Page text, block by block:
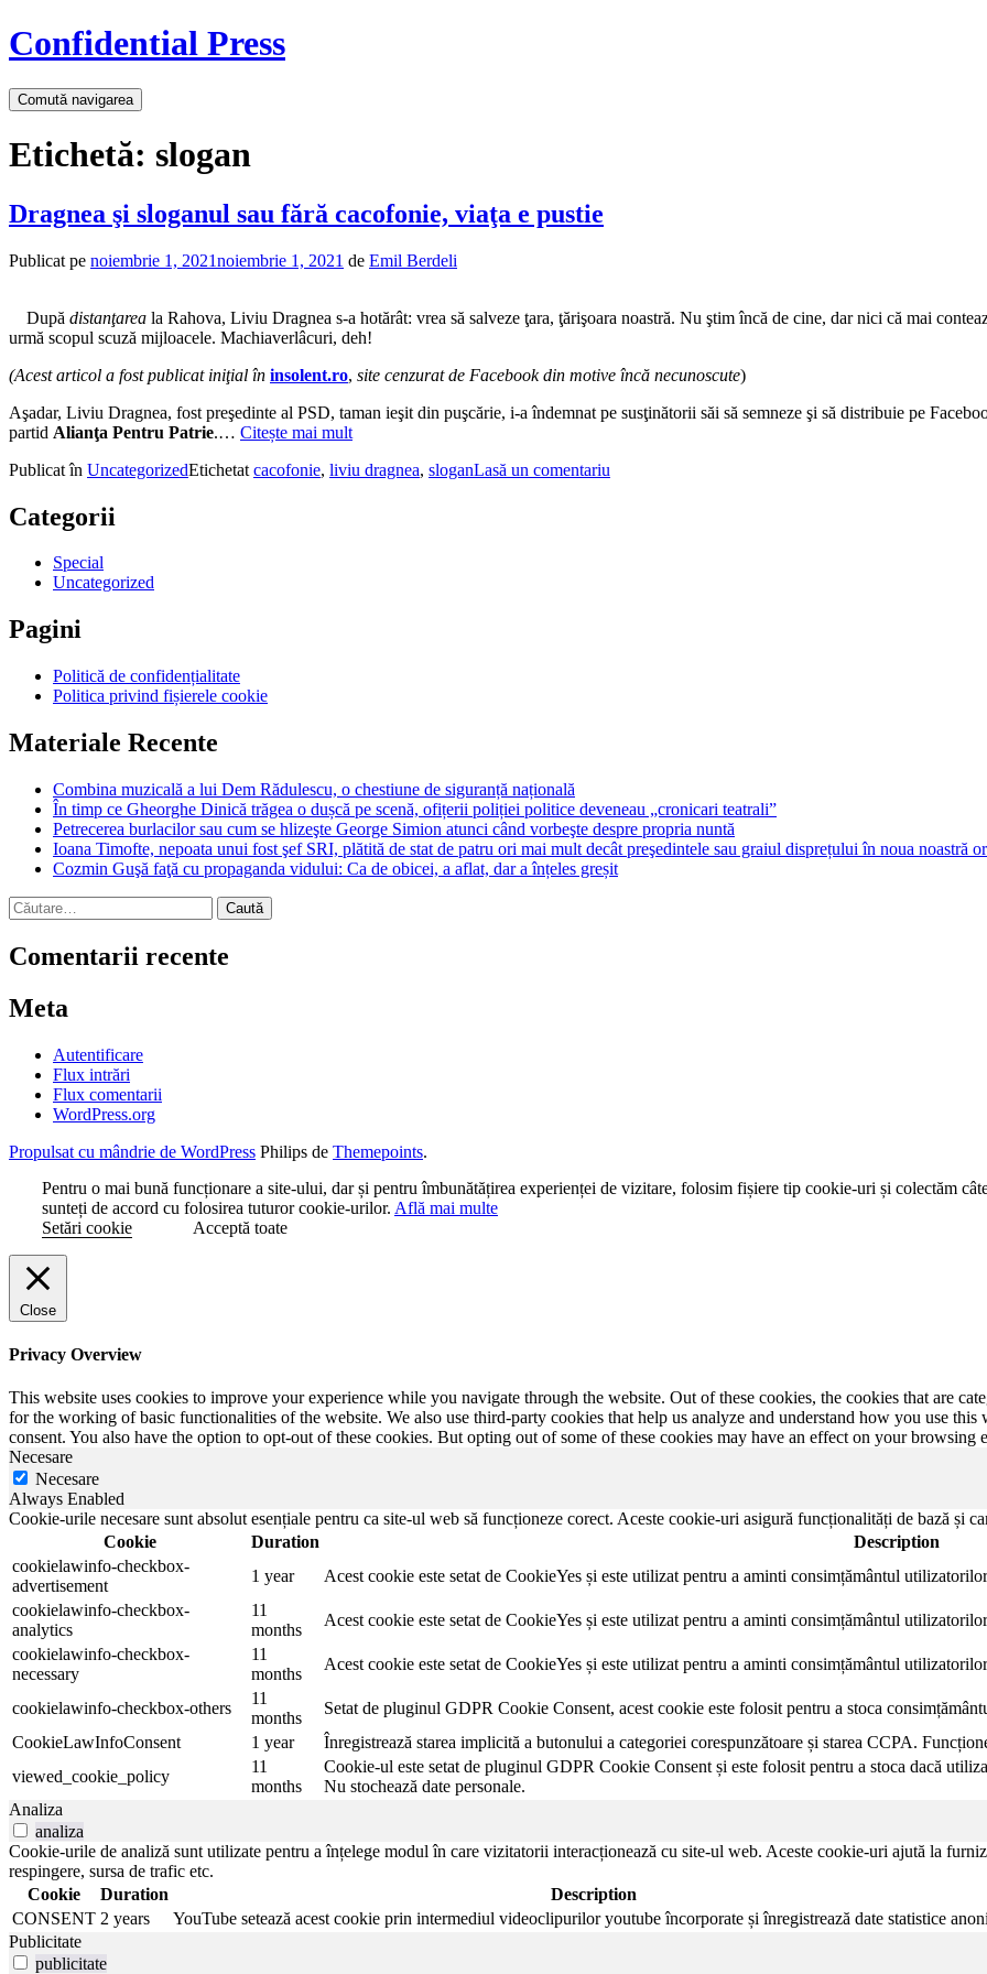
Confidential Press
Comută navigarea
Etichetă: slogan
Dragnea şi sloganul sau fără cacofonie, viaţa e pustie
Publicat pe noiembrie 1, 2021noiembrie 1, 2021 de Emil Berdeli
După distanţarea la Rahova, Liviu Dragnea s-a hotărât: vrea să salveze ţara, ţărişoara noastră. Nu ştim încă de cine, dar nici că mai
urmă scopul scuză mijloacele. Machiaverlâcuri, deh!
(Acest articol a fost publicat iniţial în insolent.ro, site cenzurat de Facebook din motive încă necunoscute)
Aşadar, Liviu Dragnea, fost preşedinte al PSD, taman ieşit din puşcărie, i-a îndemnat pe susţinătorii săi să semneze şi să distribuie pe
partid Alianţa Pentru Patrie.… Citește mai mult
Publicat în UncategorizedEtichetat cacofonie, liviu dragnea, sloganLasă un comentariu
Categorii
Special
Uncategorized
Pagini
Politică de confidențialitate
Politica privind fișierele cookie
Materiale Recente
Combina muzicală a lui Dem Rădulescu, o chestiune de siguranță națională
În timp ce Gheorghe Dinică trăgea o dușcă pe scenă, ofițerii poliției politice deveneau „cronicari teatrali”
Petrecerea burlacilor sau cum se hlizeşte George Simion atunci când vorbeşte despre propria nuntă
Ioana Timofte, nepoata unui fost şef SRI, plătită de stat de patru ori mai mult decât preşedintele sau graiul disprețului în noua noastră
Cozmin Guşă faţă cu propaganda vidului: Ca de obicei, a aflat, dar a înțeles greșit
Caută
după:
Comentarii recente
Meta
Autentificare
Flux intrări
Flux comentarii
WordPress.org
Propulsat cu mândrie de WordPress Philips de Themepoints.
Pentru o mai bună funcționare a site-ului, dar și pentru îmbunătățirea experienței de vizitare, folosim fișiere tip cookie-uri și colectăm
sunteți de accord cu folosirea tuturor cookie-urilor. Află mai multe
Setări cookie
Acceptă toate
Close
Privacy Overview
This website uses cookies to improve your experience while you navigate through the website. Out of these cookies, the cookies that are
for the working of basic functionalities of the website. We also use third-party cookies that help us analyze and understand how you use
consent. You also have the option to opt-out of these cookies. But opting out of some of these cookies may have an effect on your browsing
Necesare
Necesare
Always Enabled
Cookie-urile necesare sunt absolut esențiale pentru ca site-ul web să funcționeze corect. Aceste cookie-uri asigură funcționalități de bază și
Cookie
Duration
Description
cookielawinfo-checkbox-
advertisement
1 year
Acest cookie este setat de CookieYes și este utilizat pentru a aminti consimțământul
cookielawinfo-checkbox-
analytics
11
months
Acest cookie este setat de CookieYes și este utilizat pentru a aminti consimțământul
cookielawinfo-checkbox-
necessary
11
months
Acest cookie este setat de CookieYes și este utilizat pentru a aminti consimțământul
cookielawinfo-checkbox-others
11
months
Setat de pluginul GDPR Cookie Consent, acest cookie este folosit pentru a stoca
CookieLawInfoConsent
1 year
Înregistrează starea implicită a butonului a categoriei corespunzătoare și starea CCPA.
viewed_cookie_policy
11
months
Cookie-ul este setat de pluginul GDPR Cookie Consent și este folosit pentru a stoca dacă
Nu stochează date personale.
Analiza
analiza
Cookie-urile de analiză sunt utilizate pentru a înțelege modul în care vizitatorii interacționează cu site-ul web. Aceste cookie-uri ajută la
respingere, sursa de trafic etc.
Cookie
Duration
Description
CONSENT 2 years
YouTube setează acest cookie prin intermediul videoclipurilor youtube încorporate și înregistrează date statistice
Publicitate
publicitate